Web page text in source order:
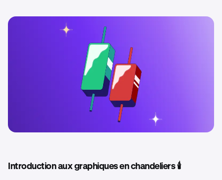
Introduction aux graphiques en chandeliers 🕯️